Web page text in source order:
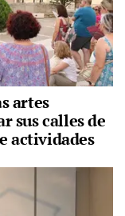
artes
sus calles de
actividades